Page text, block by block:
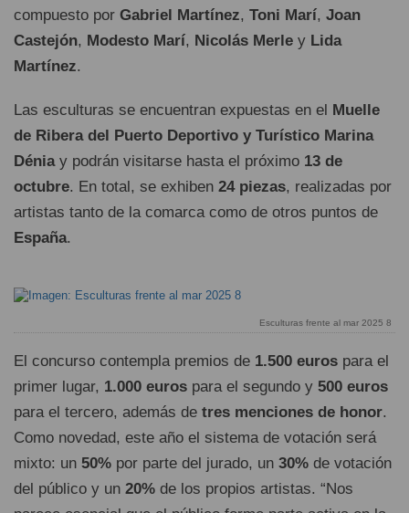
compuesto por Gabriel Martínez, Toni Marí, Joan
Castejón, Modesto Marí, Nicolás Merle y Lida
Martínez.
Las esculturas se encuentran expuestas en el
Muelle
de Ribera del Puerto Deportivo y Turístico Marina
Déniay podrán visitarse hasta el próximo 13 de
octubre. En total, se exhiben 24 piezas, realizadas por
artistas tanto de la comarca como de otros puntos de
España.
Esculturas frente al mar 2025 8
El concurso contempla premios de 1.500 euros para el
primer lugar, 1.000 euros para el segundo y 500 euros
para el tercero, además de tres menciones de honor.
Como novedad, este año el sistema de votación será
mixto: un 50% por parte del jurado, un 30% de votación
del público y un 20% de los propios artistas. “Nos